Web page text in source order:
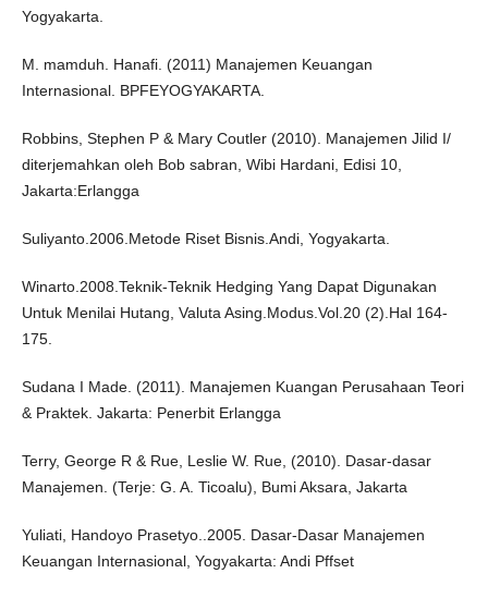
Yogyakarta.
M. mamduh. Hanafi. (2011) Manajemen Keuangan
Internasional. BPFEYOGYAKARTA.
Robbins, Stephen P & Mary Coutler (2010). Manajemen Jilid I/
diterjemahkan oleh Bob sabran, Wibi Hardani, Edisi 10,
Jakarta:Erlangga
Suliyanto.2006.Metode Riset Bisnis.Andi, Yogyakarta.
Winarto.2008.Teknik-Teknik Hedging Yang Dapat Digunakan
Untuk Menilai Hutang, Valuta Asing.Modus.Vol.20 (2).Hal 164-
175.
Sudana I Made. (2011). Manajemen Kuangan Perusahaan Teori
& Praktek. Jakarta: Penerbit Erlangga
Terry, George R & Rue, Leslie W. Rue, (2010). Dasar-dasar
Manajemen. (Terje: G. A. Ticoalu), Bumi Aksara, Jakarta
Yuliati, Handoyo Prasetyo..2005. Dasar-Dasar Manajemen
Keuangan Internasional, Yogyakarta: Andi Pffset